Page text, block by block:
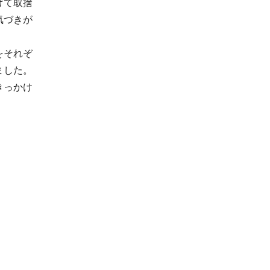
て取捨
づきが
それぞ
た。
っかけ